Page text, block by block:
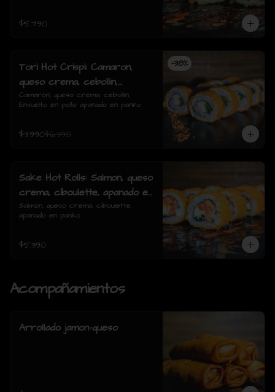
$5.790
-38%
Tori Hot Crispi: Camaron,
queso crema, cebollin,
Envuelto en pollo apanado en
panko
Camarón, queso crema, cebollín,
Envuelto en pollo apanado en panko
$3.990$6.390
Sake Hot Rolls: Salmon, queso
crema, ciboulette, apanado en
panko
Salmon, queso crema, ciboulette,
apanado en panko
$5.390
Acompañamientos
Arrollado jamon-queso